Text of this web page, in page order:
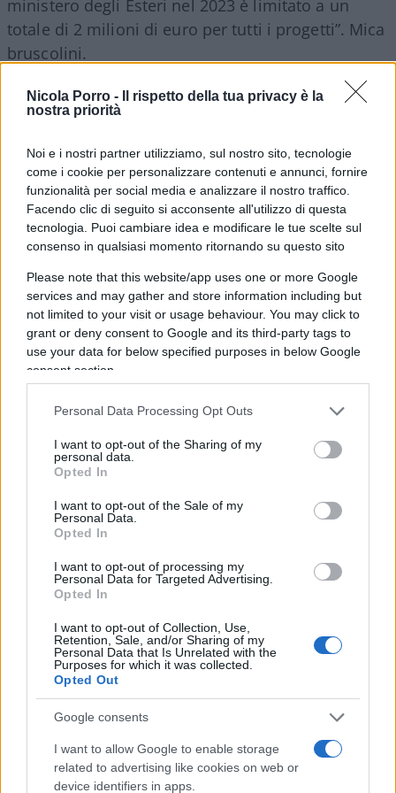
Nicola Porro -
Il rispetto della tua privacy è la
nostra priorità
Noi e i nostri partner utilizziamo, sul nostro sito, tecnologie
come i cookie per personalizzare contenuti e annunci, fornire
funzionalità per social media e analizzare il nostro traffico.
Facendo clic di seguito si acconsente all'utilizzo di questa
tecnologia. Puoi cambiare idea e modificare le tue scelte sul
consenso in qualsiasi momento ritornando su questo sito
Please note that this website/app uses one or more Google
services and may gather and store information including but
not limited to your visit or usage behaviour. You may click to
grant or deny consent to Google and its third-party tags to
use your data for below specified purposes in below Google
consent section.
Personal Data Processing Opt Outs
I want to opt-out of the Sharing of my
personal data.
Opted In
I want to opt-out of the Sale of my
Personal Data.
Opted In
I want to opt-out of processing my
Personal Data for Targeted Advertising.
Opted In
I want to opt-out of Collection, Use,
Retention, Sale, and/or Sharing of my
Personal Data that Is Unrelated with the
Purposes for which it was collected.
Opted Out
Google consents
I want to allow Google to enable storage
related to advertising like cookies on web or
device identifiers in apps.
ministero degli Esteri nel 2023 è limitato a un
totale di 2 milioni di euro per tutti i progetti”. Mica
bruscolini.
Non è ben chiaro a chi andranno i fondi. Anche se
le operazioni di terra, sembra confermare
l’introito: “Nell’ambito di un rapporto che esiste da
tanti anni con lo Stato tedesco – fa sapere – è
stato firmato un nuovo accordo che servirà a
sostenere i nostri progetti di accoglienza e
integrazionedei migranti già arrivati sul territorio
italiano, non per il salvataggio in mare”.
Lo stupore del governo
L’uscita del ministero guidato dalla Verde
Annalena Baerbock ha ovviamente scatenato il
putiferio in Italia. Prima il ministro
Matteo
un simile progetto. Le agenzie parlano di un
finanziamento da centinaia di migliaia di euro. “Mi
stupisco – ha aggiunto Piantedosi – che il governo
tedesco abbia questi obiettivi di proiettare la sua
generosità sul territorio nazionale, io suggerirei di
farlo sul proprio territorio”. Già, perché in questo
modo Berlino avrebbe la botte piena e la moglie
ubriaca: si lava la coscienza sui salvataggi in mare
finanziando le Ong, ma poi si guarda bene
dall’accogliere sul proprio territorio i migranti che
quelle stesseOngscaricano sulle coste italiane.
“Grande stupore” viene espresso anche da fonti di